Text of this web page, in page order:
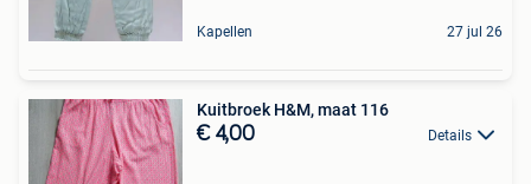
Kapellen 27 jul 26
Kuitbroek H&M, maat 116
€ 4,00 Details